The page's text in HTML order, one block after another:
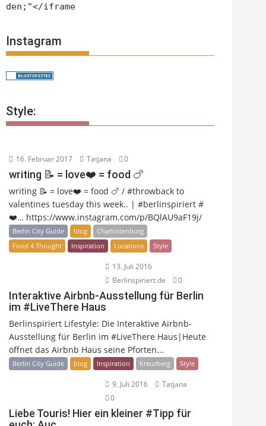
den;"</iframe
Instagram
Style:
16. Februar 2017 Tatjana 0
writing 📝 = love❤️ = food 🍗
writing 📝 = love❤️ = food 🍗 / #throwback to
valentines tuesday this week.. | #berlinspiriert #
❤️… https://www.instagram.com/p/BQlAU9aF19j/
Berlin City Guide blog
Charlottenburg
Food 4 Thought
Inspiration Locations Style
13. Juli 2016
Berlinspiriert.de
0
Interaktive Airbnb-Ausstellung für Berlin
im #LiveThere Haus
Berlinspiriert Lifestyle: Die Interaktive Airbnb-
Ausstellung für Berlin im #LiveThere Haus|Heute
öffnet das Airbnb Haus seine Pforten...
Berlin City Guide blog Inspiration Kreuzberg Style
9. Juli 2016
Tatjana
0
Liebe Touris! Hier ein kleiner #Tipp für